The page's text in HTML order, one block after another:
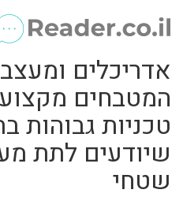
אדריכלים
המטבחים
טכניות גבוהות
שיודעים לתת
שטחי